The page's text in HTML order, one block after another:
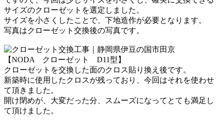
サイズのクローゼットを選定しました。
サイズを小さくしたことで、下地造作が必要となります。
写真はクローゼット交換後の写真です。
【NODA クローゼット D11型】
クローゼットを交換した面のクロス貼り換え後です。
新築時に使用したクロスが残っており、今回はそれを使わせ
て頂きました。
開け閉めが、大変だった分、スムーズになってとても満足し
て頂けました。